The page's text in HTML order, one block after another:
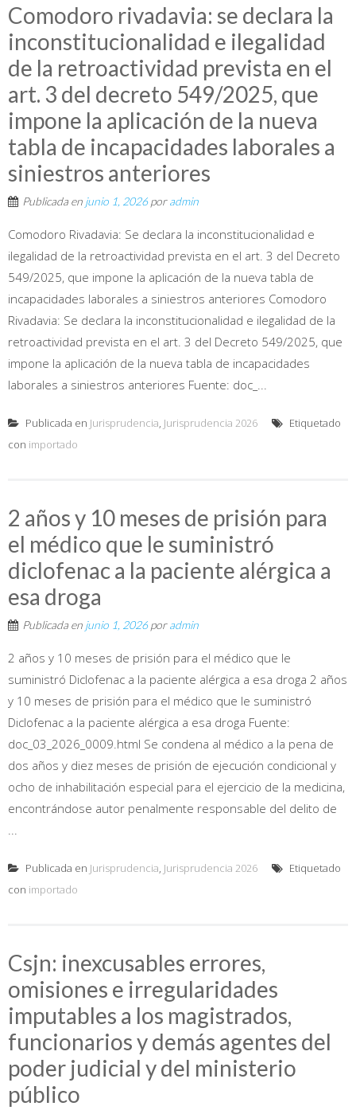
Comodoro rivadavia: se declara la
inconstitucionalidad e ilegalidad
de la retroactividad prevista en el
art. 3 del decreto 549/2025, que
impone la aplicación de la nueva
tabla de incapacidades laborales a
siniestros anteriores
Publicada en junio 1, 2026poradmin
Comodoro Rivadavia: Se declara la inconstitucionalidad e
ilegalidad de la retroactividad prevista en el art. 3 del Decreto
549/2025, que impone la aplicación de la nueva tabla de
incapacidades laborales a siniestros anteriores Comodoro
Rivadavia: Se declara la inconstitucionalidad e ilegalidad de la
retroactividad prevista en el art. 3 del Decreto 549/2025, que
impone la aplicación de la nueva tabla de incapacidades
laborales a siniestros anteriores Fuente: doc_...
Publicada en Jurisprudencia, Jurisprudencia 2026
Etiquetado
con importado
2 años y 10 meses de prisión para
el médico que le suministró
diclofenac a la paciente alérgica a
esa droga
Publicada en junio 1, 2026poradmin
2 años y 10 meses de prisión para el médico que le
suministró Diclofenac a la paciente alérgica a esa droga 2 años
y 10 meses de prisión para el médico que le suministró
Diclofenac a la paciente alérgica a esa droga Fuente:
doc_03_2026_0009.html Se condena al médico a la pena de
dos años y diez meses de prisión de ejecución condicional y
ocho de inhabilitación especial para el ejercicio de la medicina,
encontrándose autor penalmente responsable del delito de
Publicada en Jurisprudencia, Jurisprudencia 2026
Etiquetado
con importado
Csjn: inexcusables errores,
omisiones e irregularidades
imputables a los magistrados,
funcionarios y demás agentes del
poder judicial y del ministerio
público